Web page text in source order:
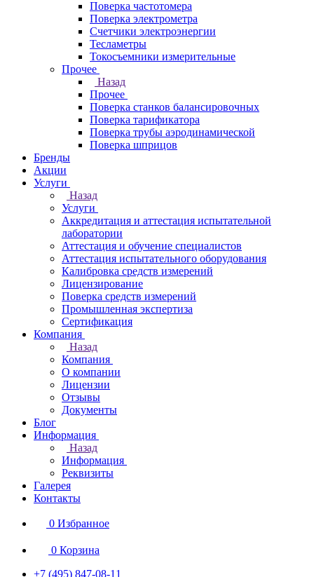
Поверка частотомера
Поверка электрометра
Счетчики электроэнергии
Тесламетры
Токосъемники измерительные
Прочее
Назад
Прочее
Поверка станков балансировочных
Поверка тарификатора
Поверка трубы аэродинамической
Поверка шприцов
Бренды
Акции
Услуги
Назад
Услуги
Аккредитация и аттестация испытательной
лаборатории
Аттестация и обучение специалистов
Аттестация испытательного оборудования
Калибровка средств измерений
Лицензирование
Поверка средств измерений
Промышленная экспертиза
Сертификация
Компания
Назад
Компания
О компании
Лицензии
Отзывы
Документы
Блог
Информация
Назад
Информация
Реквизиты
Галерея
Контакты
0 Избранное
0 Корзина
+7 (495) 847-08-11